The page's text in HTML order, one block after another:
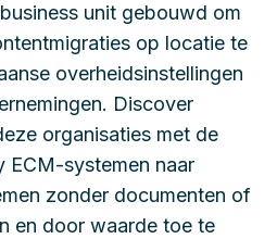
unit gebouwd om
op locatie te
overheidsinstellingen
Discover
organisaties met de
ECM-systemen naar
zonder documenten of
en door waarde toe te